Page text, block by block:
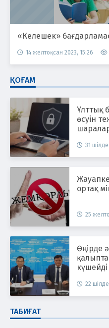
«Келешек»
14 желтоқсан 2023, 15:26
ҚОҒАМ
Ұлттық
өсуін
31
ортақ
25
Өңірде
күшейді
22 шілде
ТАБИҒАТ